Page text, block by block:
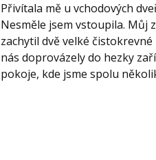
Přivítala mě u vchodových
Nesměle jsem vstoupila. Můj
zachytil dvě velké
nás doprovázely do hezky
pokoje, kde jsme spolu